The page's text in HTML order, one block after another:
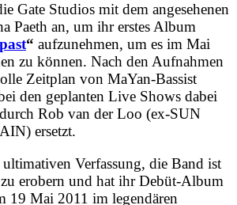
Gate Studios mit dem angesehenen
Paeth an, um ihr erstes Album
“ aufzunehmen, um es im Mai
zu können. Nach den Aufnahmen
Zeitplan von MaYan-Bassist
den geplanten Live Shows dabei
Rob van der Loo (ex-SUN
ersetzt.
Verfassung, die Band ist
erobern und hat ihr Debüt-Album
19 Mai 2011 im legendären